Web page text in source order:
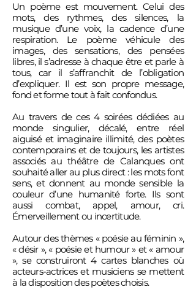
Un poème est mouvement. Celui des
mots, des rythmes, des silences, la
musique d’une voix, la cadence d’une
respiration. Le poème véhicule des
images, des sensations, des pensées
libres, il s’adresse à chaque être et parle à
tous, car il s’affranchit de l’obligation
d’expliquer. Il est son propre message,
fond et forme tout à fait confondus.
Au travers de ces 4 soirées dédiées au
monde singulier, décalé, entre réel
aiguisé et imaginaire illimité, des poètes
contemporains et de toujours, les artistes
associés au théâtre de Calanques ont
souhaité aller au plus direct : les mots font
sens, et donnent au monde sensible la
couleur d’une humanité forte. Ils sont
aussi combat, appel, amour, cri.
Émerveillement ou incertitude.
Autour des thèmes « poésie au féminin »,
« désir », « poésie et humour » et « amour
», se construiront 4 cartes blanches où
acteurs-actrices et musiciens se mettent
à la disposition des poètes choisis.